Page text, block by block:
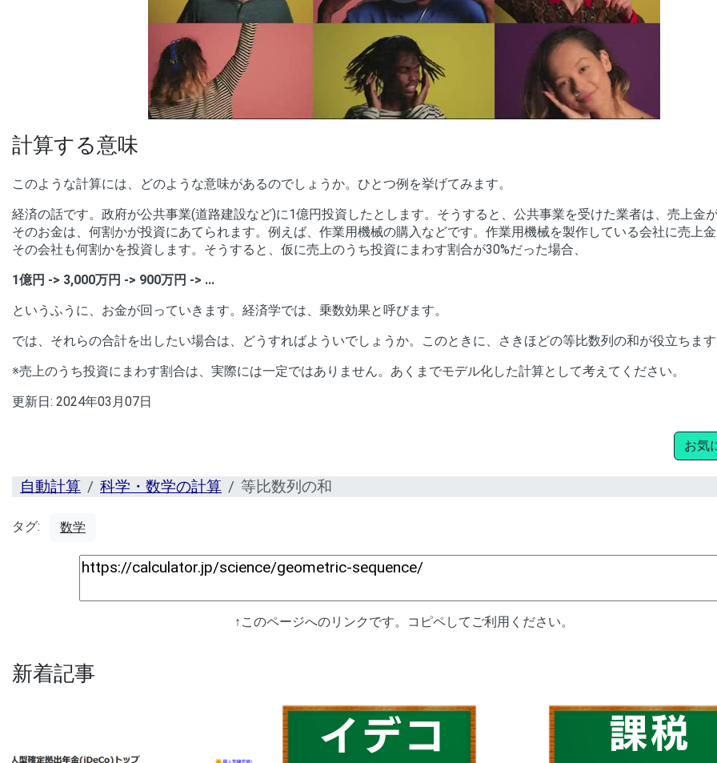
00:00 [ TRUVID ] PEOPLE DANCING
計算する意味
このような計算には、どのような意味があるのでしょうか。ひとつ例を挙げてみます。
経済の話です。政府が公共事業(道路建設など)に1億円投資したとします。そうすると、公共事業を受けた業者は、売上金
そのお金は、何割かが投資にあてられます。例えば、作業用機械の購入などです。作業用機械を製作している会社に売上
その会社も何割かを投資します。そうすると、仮に売上のうち投資にまわす割合が30%だった場合、
1億円 -> 3,000万円 -> 900万円 -> ...
というふうに、お金が回っていきます。経済学では、乗数効果と呼びます。
では、それらの合計を出したい場合は、どうすればよういでしょうか。このときに、さきほどの等比数列の和が役立ちま
※売上のうち投資にまわす割合は、実際には一定ではありません。あくまでモデル化した計算として考えてください。
更新日: 2024年03月07日
お気
自動計算 科学・数学の計算 等比数列の和
タグ: 数学
↑このページへのリンクです。コピペしてご利用ください。
新着記事